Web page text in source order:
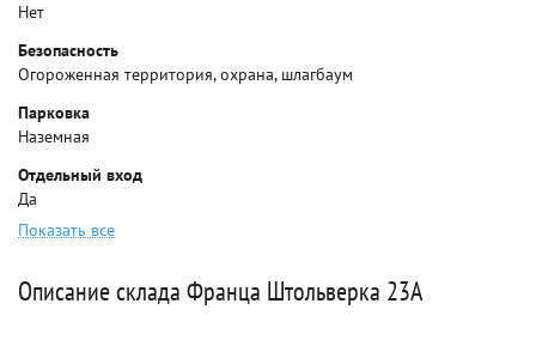
Нет
Безопасность
Огороженная территория, охрана, шлагбаум
Парковка
Наземная
Отдельный вход
Да
Показать все
Описание склада Франца Штольверка 23А